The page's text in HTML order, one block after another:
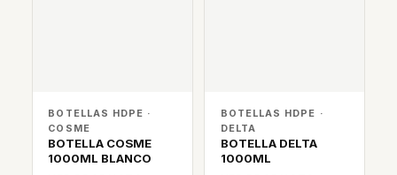
BOTELLAS HDPE ·
COSME
BOTELLA COSME
1000ML BLANCO
BOTELLAS HDPE ·
DELTA
BOTELLA DELTA
1000ML